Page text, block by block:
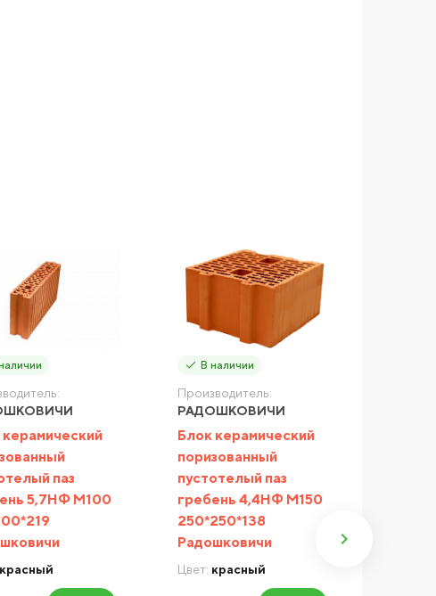
паз
5,7НФ М100
красный
В наличии
Производитель:
РАДОШКОВИЧИ
Блок керамический
поризованный
пустотелый паз
гребень 4,4НФ М150
250*250*138
Радошковичи
Цвет: красный